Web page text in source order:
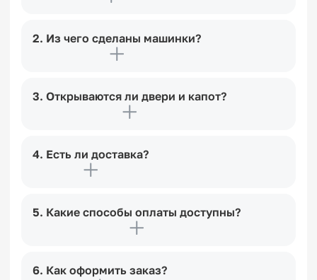
2. Из чего сделаны машинки?
3. Открываются ли двери и капот?
4. Есть ли доставка?
5. Какие способы оплаты доступны?
6. Как оформить заказ?